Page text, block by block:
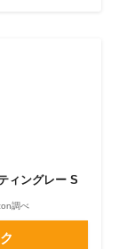
ィングレー S
調べ